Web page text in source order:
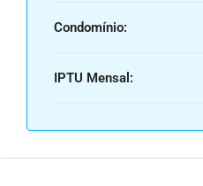
Condomínio:
IPTU Mensal: